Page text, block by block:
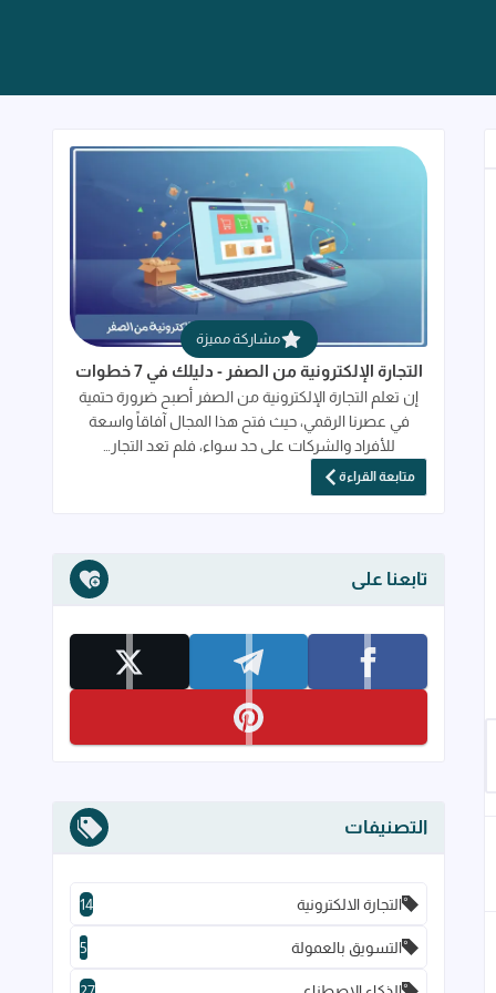
العلامات المرجعية
قراءة المزيد عن التجارة الإلكترونية من
مشاركة مميزة
التجارة الإلكترونية من الصفر - دليلك في 7 خطوات
إن تعلم التجارة الإلكترونية من الصفر أصبح ضرورة حتمية
في عصرنا الرقمي، حيث فتح هذا المجال آفاقاً واسعة
للأفراد والشركات على حد سواء، فلم تعد التجار…
متابعة القراءة
تابعنا على
تابعنا على facebook تابعنا على telegram تابعنا على x
تابعنا على pinterest
التصنيفات
التجارة الالكترونية 14
التسويق بالعمولة 5